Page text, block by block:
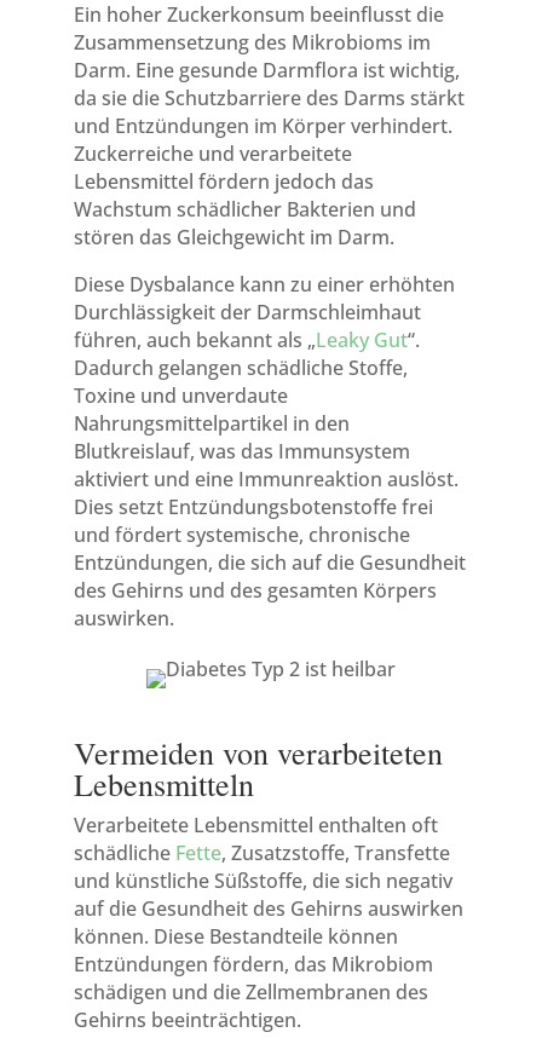
Ein hoher Zuckerkonsum beeinflusst die
Zusammensetzung des Mikrobioms im
Darm. Eine gesunde Darmflora ist wichtig,
da sie die Schutzbarriere des Darms stärkt
und Entzündungen im Körper verhindert.
Zuckerreiche und verarbeitete
Lebensmittel fördern jedoch das
Wachstum schädlicher Bakterien und
stören das Gleichgewicht im Darm.
Diese Dysbalance kann zu einer erhöhten
Durchlässigkeit der Darmschleimhaut
führen, auch bekannt als „Leaky Gut“.
Dadurch gelangen schädliche Stoffe,
Toxine und unverdaute
Nahrungsmittelpartikel in den
Blutkreislauf, was das Immunsystem
aktiviert und eine Immunreaktion auslöst.
Dies setzt Entzündungsbotenstoffe frei
und fördert systemische, chronische
Entzündungen, die sich auf die Gesundheit
des Gehirns und des gesamten Körpers
auswirken.
Vermeiden von verarbeiteten
Lebensmitteln
Verarbeitete Lebensmittel enthalten oft
schädliche Fette, Zusatzstoffe, Transfette
und künstliche Süßstoffe, die sich negativ
auf die Gesundheit des Gehirns auswirken
können. Diese Bestandteile können
Entzündungen fördern, das Mikrobiom
schädigen und die Zellmembranen des
Gehirns beeinträchtigen.